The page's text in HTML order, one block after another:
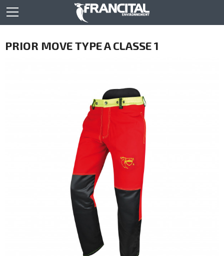
PRIOR MOVE TYPE A CLASSE 1